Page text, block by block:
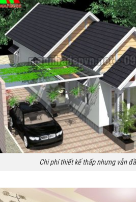
Chi phí thiết kế thấp nhưng vẫn